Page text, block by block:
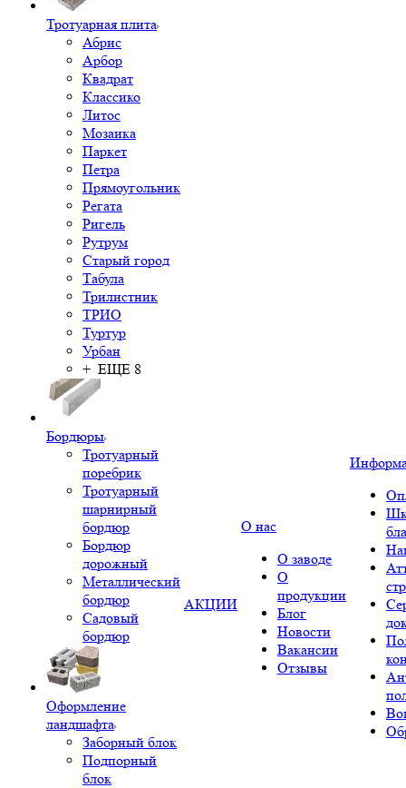
Тротуарная плита
Абрис
Арбор
Квадрат
Классико
Литос
Мозаика
Паркет
Петра
Прямоугольник
Регата
Ригель
Рутрум
Старый город
Табула
Трилистник
ТРИО
Туртур
Урбан
+ ЕЩЕ 8
Бордюры
Тротуарный
поребрик
Тротуарный
шарнирный
бордюр
Бордюр
дорожный
Металлический
бордюр
Садовый
бордюр
Оформление
ландшафта
Заборный блок
Подпорный
блок
АКЦИИ
О нас
О заводе
О
продукции
Блог
Новости
Вакансии
Отзывы